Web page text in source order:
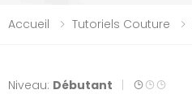
Accueil Tutoriels Couture
Niveau: Débutant